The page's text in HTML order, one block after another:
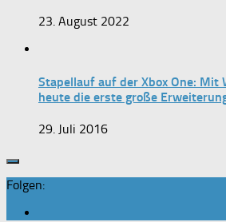
23. August 2022
Stapellauf auf der Xbox One: Mit
heute die erste große
29. Juli 2016
Folgen: